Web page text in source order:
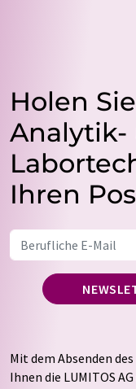
Holen
Analytik-
Ihren
Mit dem Absenden
Ihnen die LUMITOS